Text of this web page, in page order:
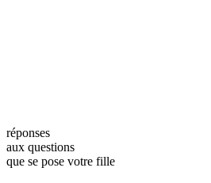
réponses
aux questions
que se pose votre fille